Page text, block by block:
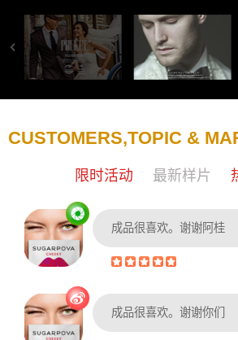
CUSTOMERS,TOPIC &
限时活动 最新样片
成品很喜欢。谢谢阿桂
成品很喜欢。谢谢你们